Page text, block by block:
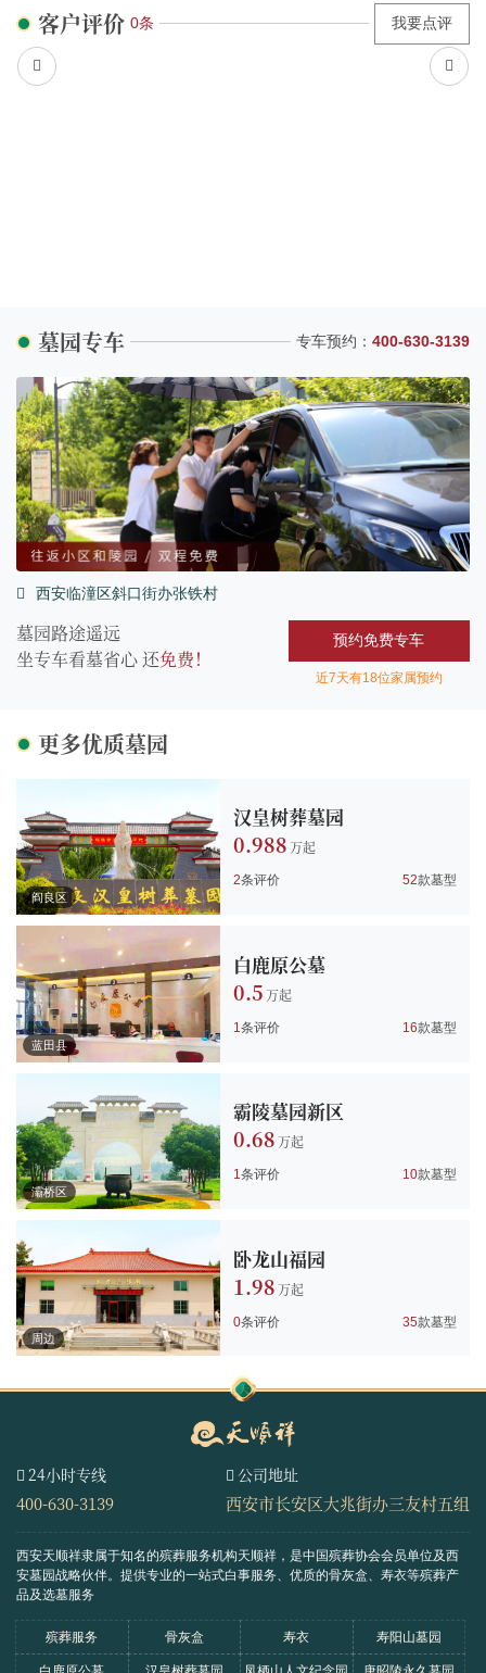
客户评价 0条 我要点评
墓园专车 专车预约： 400-630-3139
西安临潼区斜口街办张铁村
墓园路途遥远
坐专车看墓省心 还免费！
预约免费专车
近7天有18位家属预约
更多优质墓园
阎良区
汉皇树葬墓园
0.988
2条评价 52款墓型
蓝田县
白鹿原公墓
0.5
1条评价 16款墓型
灞桥区
霸陵墓园新区
0.68
1条评价 10款墓型
周边
卧龙山福园
1.98
0条评价 35款墓型
24小时专线
400-630-3139
公司地址
西安市长安区大兆街办三友村五组
西安天顺祥隶属于知名的殡葬服务机构天顺祥，是中国殡葬协会会员单位及西
安墓园战略伙伴。 提供专业的一站式白事服务、优质的骨灰盒、寿衣等殡葬产
品及选墓服务
殡葬服务 骨灰盒 寿衣 寿阳山墓园